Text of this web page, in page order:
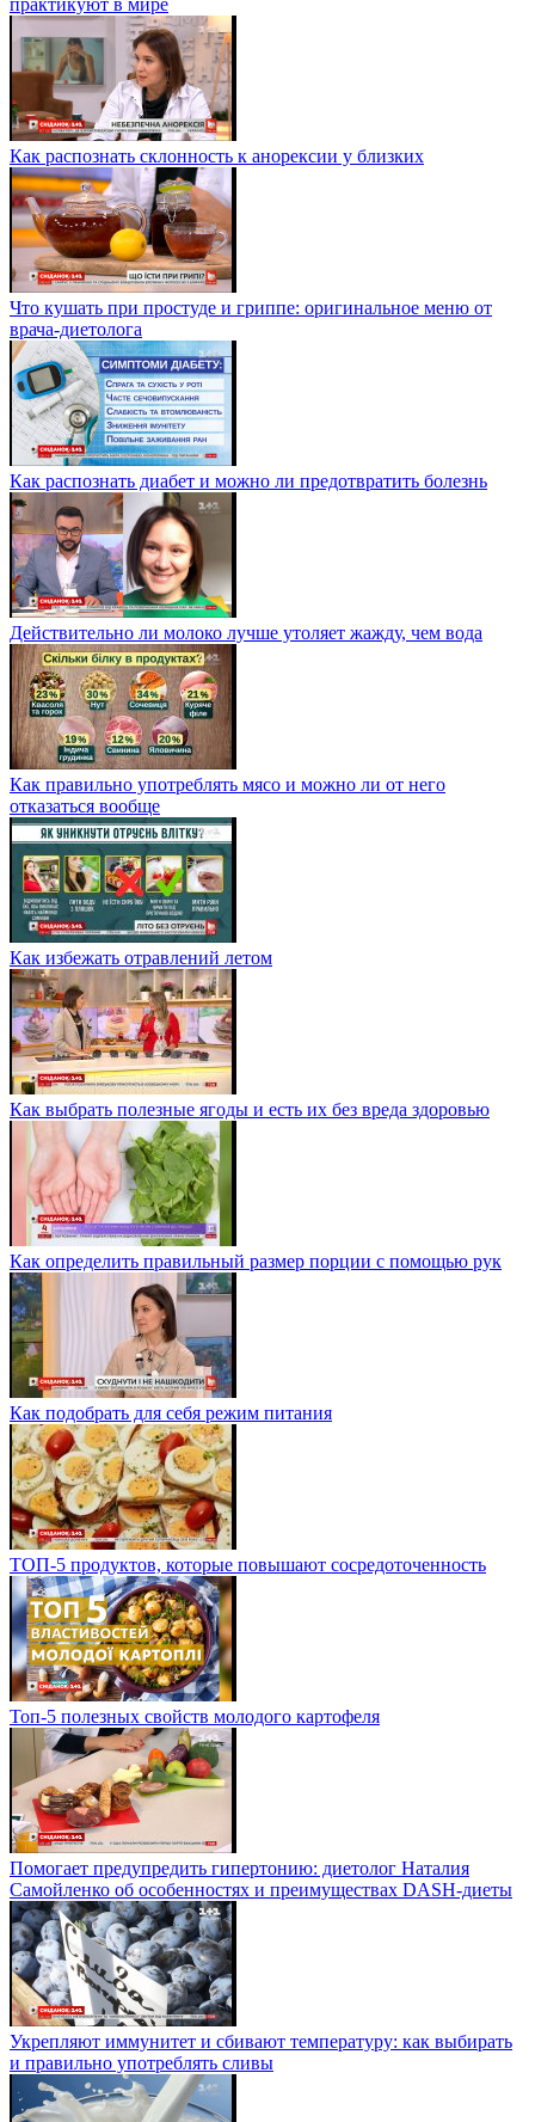
Как распознать склонность к анорексии у близких
Что кушать при простуде и гриппе: оригинальное меню от
врача-диетолога
Как распознать диабет и можно ли предотвратить болезнь
Действительно ли молоко лучше утоляет жажду, чем вода
Как правильно употреблять мясо и можно ли от него
отказаться вообще
Как избежать отравлений летом
Как выбрать полезные ягоды и есть их без вреда здоровью
Как определить правильный размер порции с помощью рук
Как подобрать для себя режим питания
ТОП-5 продуктов, которые повышают сосредоточенность
Топ-5 полезных свойств молодого картофеля
Помогает предупредить гипертонию: диетолог Наталия
Самойленко об особенностях и преимуществах DASH-диеты
Укрепляют иммунитет и сбивают температуру: как выбирать
и правильно употреблять сливы